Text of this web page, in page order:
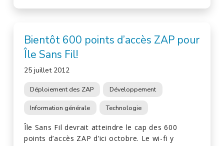
Bientôt 600 points d’accès ZAP pour
Île Sans Fil!
25 juillet 2012
Déploiement des ZAP Développement
Information générale Technologie
Île Sans Fil devrait atteindre le cap des 600
points d’accès ZAP d’ici octobre. Le wi-fi y